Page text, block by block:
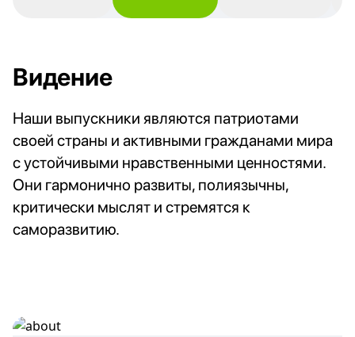
Видение
Наши выпускники являются патриотами
своей страны и активными гражданами мира
с устойчивыми нравственными ценностями.
Они гармонично развиты, полиязычны,
критически мыслят и стремятся к
саморазвитию.